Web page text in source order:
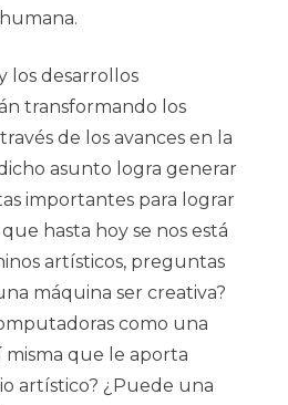
los desarrollos
transformando los
de los avances en la
asunto logra generar
importantes para lograr
hasta hoy se nos está
artísticos, preguntas
máquina ser creativa?
como una
que le aporta
artístico? ¿Puede una